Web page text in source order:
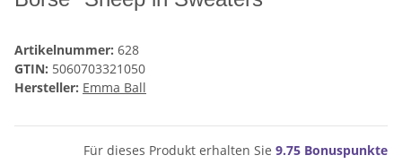
Artikelnummer: 628
GTIN: 5060703321050
Hersteller: Emma Ball
Für dieses Produkt erhalten Sie 9.75 Bonuspunkte